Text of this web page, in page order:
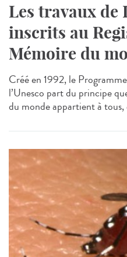
Les travaux de
inscrits au
Mémoire du
Créé en 1992, le
l’Unesco part du principe
du monde appartient à tous,